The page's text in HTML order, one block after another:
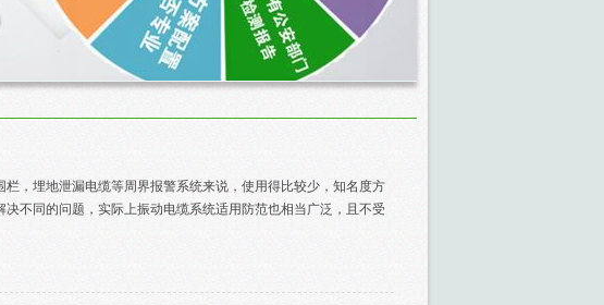
，埋地泄漏电缆等周界报警系统来说，使用得比较少，知名度方
不同的问题，实际上振动电缆系统适用防范也相当广泛，且不受